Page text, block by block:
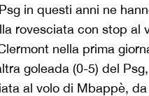
in questi anni ne
rovesciata con stop al
nella prima
goleada (0-5) del
al volo di Mbappè,